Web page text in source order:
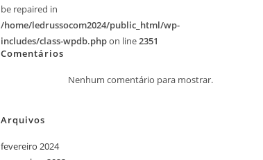
be repaired in
/home/ledrussocom2024/public_html/wp-
includes/class-wpdb.phpon line2351
Comentários
Nenhum comentário para mostrar.
Arquivos
fevereiro 2024